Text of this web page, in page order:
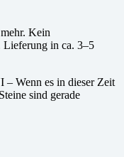
Kein
Lieferung in ca. 3–5
Wenn es in dieser Zeit
sind gerade